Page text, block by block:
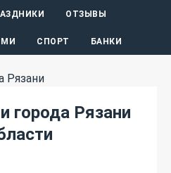
ОТЗЫВЫ
СПОРТ БАНКИ
города Рязани